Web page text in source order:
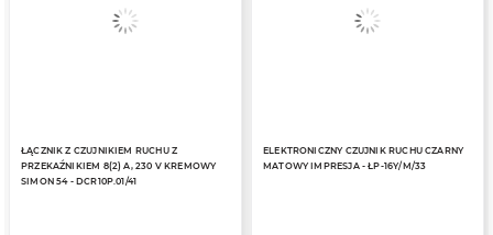
ŁĄCZNIK Z CZUJNIKIEM RUCHU Z
PRZEKAŹNIKIEM 8(2) A, 230 V KREMOWY
SIMON 54 - DCR10P.01/41
ELEKTRONICZNY CZUJNIK RUCHU CZARNY
MATOWY IMPRESJA - ŁP-16Y/M/33